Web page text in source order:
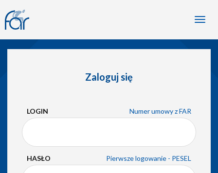
Zaloguj się
LOGIN Numer umowy z FAR
HASŁO Pierwsze logowanie - PESEL